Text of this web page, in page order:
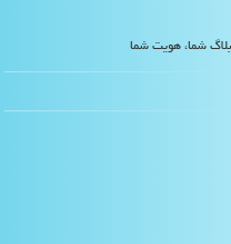
شما، هویت شما